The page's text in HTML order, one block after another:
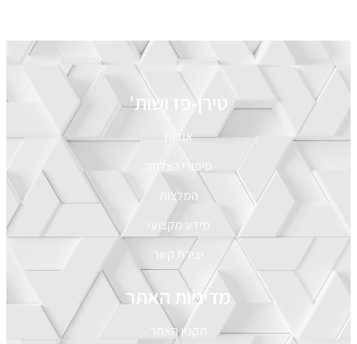
טירן-פז ושות'
אודות
סיפורי הצלחה
המלצות
מידע מקצועי
יצירת קשר
מדיניות האתר
תקנון האתר